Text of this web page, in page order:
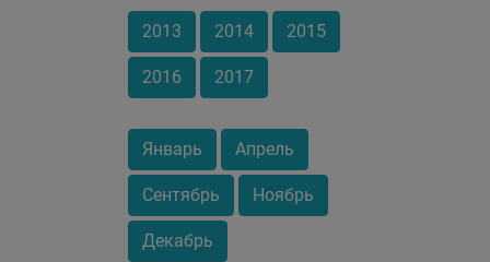
2013 2014 2015
2016 2017
Январь Апрель
Сентябрь Ноябрь
Декабрь